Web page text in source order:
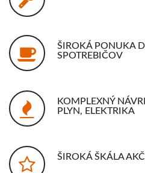
ŠIROKÁ PONUKA
SPOTREBIČOV
KOMPLEXNÝ
PLYN, ELEKTRIKA
ŠIROKÁ ŠKÁLA